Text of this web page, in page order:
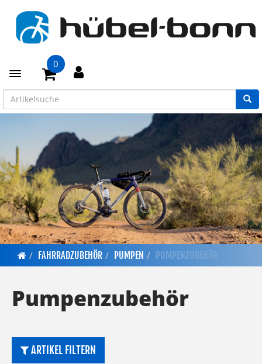
Toggle navigation
0
FAHRRADZUBEHÖR PUMPEN PUMPENZUBEHÖR
Pumpenzubehör
ARTIKEL FILTERN